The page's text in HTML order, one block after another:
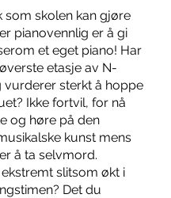
som skolen kan gjøre
pianovennlig er å gi
et eget piano! Har
etasje av N-
vurderer sterkt å hoppe
Ikke fortvil, for nå
og høre på den
kunst mens
å ta selvmord.
slitsom økt i
Det du